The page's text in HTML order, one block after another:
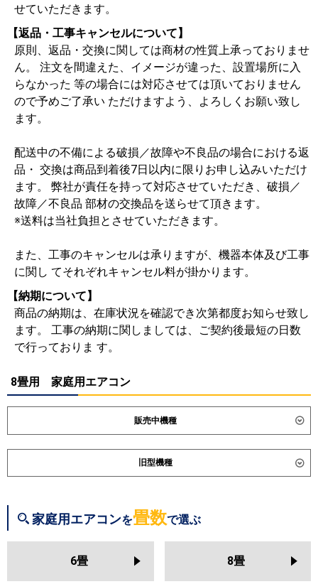
せていただきます。
【返品・工事キャンセルについて】
原則、返品・交換に関しては商材の性質上承っておりませ
ん。 注文を間違えた、イメージが違った、設置場所に入
らなかった 等の場合には対応させては頂いておりません
ので予めご了承い ただけますよう、よろしくお願い致し
ます。
配送中の不備による破損／故障や不良品の場合における返
品・ 交換は商品到着後7日以内に限りお申し込みいただけ
ます。 弊社が責任を持って対応させていただき、破損／
故障／不良品 部材の交換品を送らせて頂きます。
※送料は当社負担とさせていただきます。
また、工事のキャンセルは承りますが、機器本体及び工事
に関し てそれぞれキャンセル料が掛かります。
【納期について】
商品の納期は、在庫状況を確認でき次第都度お知らせ致し
ます。 工事の納期に関しましては、ご契約後最短の日数
で行っておりま す。
8畳用 家庭用エアコン
販売中機種
ダイキン S256ATES S256ATCS
S256ATSS-K
東芝 RAS-2515T RAS-U251X
U251DX
RAS-U251DZ RAS-
U251DR
旧型機種
S255ATRS
S254ATCS S254ATMS
S254ATAS S254ATRS S253ATES
S253ATCS
S253ATFS
家庭用エアコンを畳数で選ぶ
6畳 8畳